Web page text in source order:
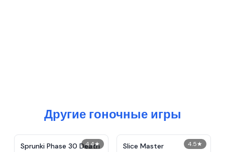
Другие гоночные игры
4.4★
Sprunki Phase 30 Death 4.5★
Slice Master